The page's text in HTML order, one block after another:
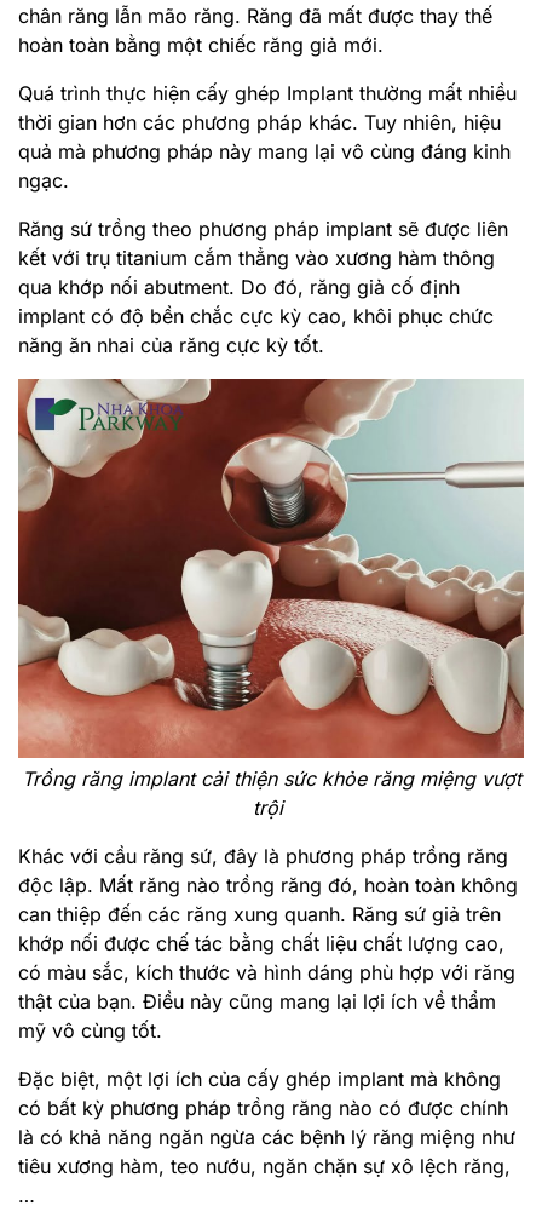
chân răng lẫn mão răng. Răng đã mất được thay thế
hoàn toàn bằng một chiếc răng giả mới.
Quá trình thực hiện cấy ghép Implant thường mất nhiều
thời gian hơn các phương pháp khác. Tuy nhiên, hiệu
quả mà phương pháp này mang lại vô cùng đáng kinh
ngạc.
Răng sứ trồng theo phương pháp implant sẽ được liên
kết với trụ titanium cắm thẳng vào xương hàm thông
qua khớp nối abutment. Do đó, răng giả cố định
implant có độ bền chắc cực kỳ cao, khôi phục chức
năng ăn nhai của răng cực kỳ tốt.
Trồng răng implant cải thiện sức khỏe răng miệng vượt
trội
Khác với cầu răng sứ, đây là phương pháp trồng răng
độc lập. Mất răng nào trồng răng đó, hoàn toàn không
can thiệp đến các răng xung quanh. Răng sứ giả trên
khớp nối được chế tác bằng chất liệu chất lượng cao,
có màu sắc, kích thước và hình dáng phù hợp với răng
thật của bạn. Điều này cũng mang lại lợi ích về thẩm
mỹ vô cùng tốt.
Đặc biệt, một lợi ích của cấy ghép implant mà không
có bất kỳ phương pháp trồng răng nào có được chính
là có khả năng ngăn ngừa các bệnh lý răng miệng như
tiêu xương hàm, teo nướu, ngăn chặn sự xô lệch răng,
…